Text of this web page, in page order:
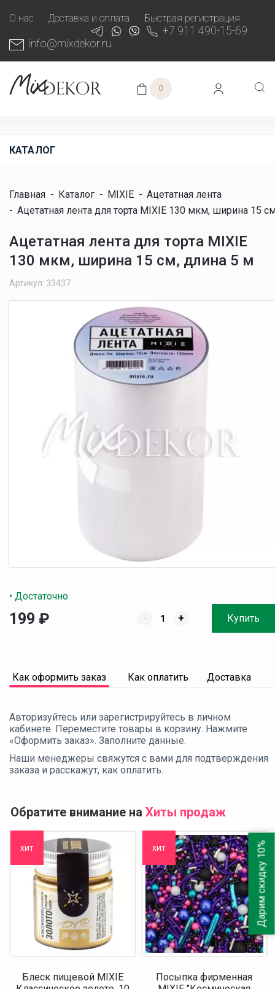
О нас Доставка и оплата Быстрая регистрация
+7 911 490-15-69
info@mixdekor.ru
0
КАТАЛОГ
Главная - Каталог - MIXIE - Ацетатная лента
- Ацетатная лента для торта MIXIE 130 мкм, ширина 15
Ацетатная лента для торта MIXIE
130 мкм, ширина 15 см, длина 5 м
Артикул: 33437
• Достаточно
199 ₽ - + Купить
Как оформить заказ Как оплатить Доставка
Авторизуйтесь или зарегистрируйтесь в личном
кабинете. Переместите товары в корзину. Нажмите
«Оформить заказ». Заполните данные.
Наши менеджеры свяжутся с вами для подтверждения
заказа и расскажут, как оплатить.
Обратите внимание на Хиты продаж
хит
Блеск пищевой MIXIE
хит
Посыпка фирменная
Дарим скидку 10%